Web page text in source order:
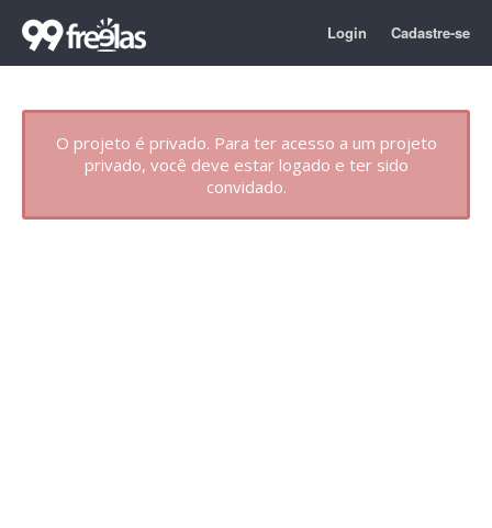
Login Cadastre-se
O projeto é privado. Para ter acesso a um projeto
privado, você deve estar logado e ter sido
convidado.